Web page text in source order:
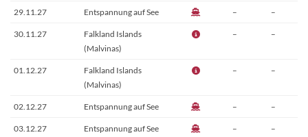
29.11.27 Entspannung auf See – –
30.11.27
Falkland Islands
(Malvinas)
– –
01.12.27
Falkland Islands
(Malvinas)
– –
02.12.27 Entspannung auf See – –
03.12.27 Entspannung auf See – –